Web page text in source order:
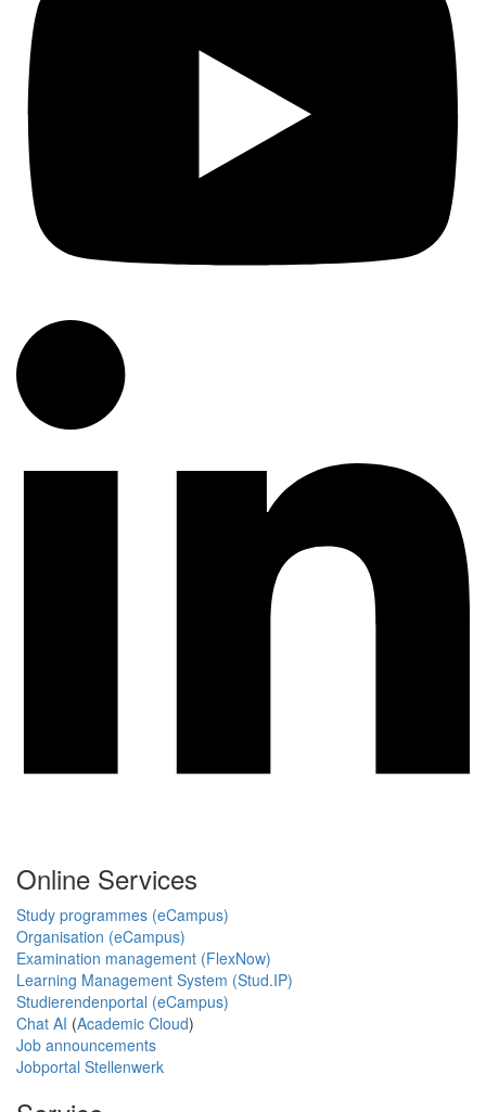
Online Services
Study programmes (eCampus)
Organisation (eCampus)
Examination management (FlexNow)
Learning Management System (Stud.IP)
Studierendenportal (eCampus)
Chat AI (Academic Cloud)
Job announcements
Jobportal Stellenwerk